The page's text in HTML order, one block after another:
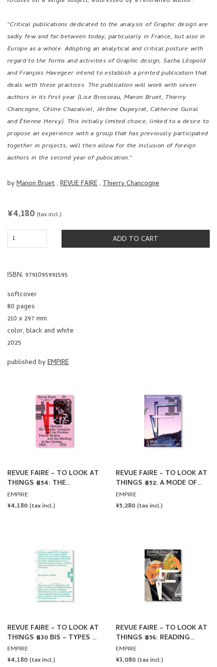
"Critical publications dedicated to the analysis of Graphic design are
sadly few and far between today, particularly in France, but also in
Europe as a whole. Adopting an analytical and critical posture with
regard to the forms and activities of Graphic design, Sacha Léopold
and François Havegeer intend to establish a printed publication that
deals with these practices. The publication will work with seven
authors in its first year (Lise Brosseau, Manon Bruet, Thierry
Chancogne, Céline Chazalviel, Jérôme Dupeyrat, Catherine Guiral
and Étienne Hervy). This initially limited choice, linked to a desire to
propose an experience with a group that has previously participated
together in projects, will then allow for the inclusion of foreign
authors in the second year of publication."
byManon Bruet, REVUE FAIRE, Thierry Chancogne
REGULAR
¥4,180 (tax incl.)
ADD TO CART
ISBN: 9791095991595
softcover
80 pages
210 x 297 mm
color, black and white
2025
published byEMPIRE
REVUE FAIRE – TO LOOK AT
THINGS #54: THE
DIRECTOR, THE GRAPHIC
DESIGNER, AND THE
EMPIRE
REGULAR
¥4,180 (tax incl.)
REVUE FAIRE – TO LOOK AT
THINGS #52: A MODE OF
REPRESENTATION: 3D.
AUTHOR: MANON BRUET +
EMPIRE
REGULAR
¥5,280 (tax incl.)
REVUE FAIRE – TO LOOK AT
THINGS #30 BIS – TYPES OF
TYPES: THE TYPOGRAPHIC
SPECIMEN BY LINETO
EMPIRE
REGULAR
¥4,180 (tax incl.)
REVUE FAIRE – TO LOOK AT
THINGS #56: READING
UNTIL I SLEEP: MANUEL
RAEDER
EMPIRE
REGULAR
¥3,080 (tax incl.)